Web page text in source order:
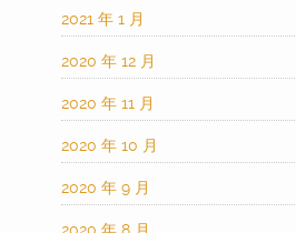
2021 年 1 月
2020 年 12 月
2020 年 11 月
2020 年 10 月
2020 年 9 月